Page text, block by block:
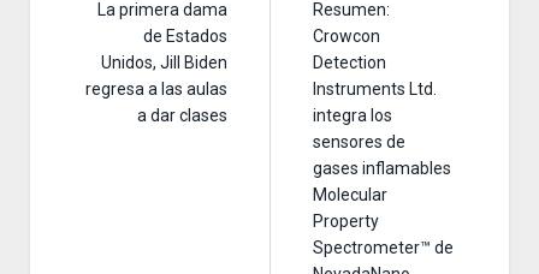
La primera dama
de Estados
Unidos, Jill Biden
regresa a las aulas
a dar clases
Resumen:
Crowcon
Detection
Instruments Ltd.
integra los
sensores de
gases inflamables
Molecular
Property
Spectrometer™ de